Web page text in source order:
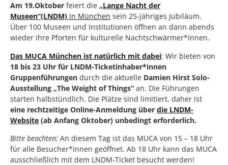
Am 19.Oktober feiert die „Lange Nacht der
Museen“(LNDM) in München sein 25-jähriges Jubiläum.
Über 100 Museen und Institutionen öffnen an dann abends
wieder ihre Pforten für kulturelle Nachtschwärmer*innen.
Das MUCA München ist natürlich mit dabei: Wir bieten von
18 bis 23 Uhr für LNDM-Ticketinhaber*innen
Gruppenführungen durch die aktuelle Damien Hirst Solo-
Ausstellung „The Weight of Things“ an. Die Führungen
starten halbstündlich. Die Plätze sind limitiert, daher ist
eine rechtzeitige Online-Anmeldung über die LNDM-
Website (ab Anfang Oktober) unbedingt erforderlich.
Bitte beachten: An diesem Tag ist das MUCA von 15 – 18 Uhr
für alle Besucher*innen geöffnet. Ab 18 Uhr kann das MUCA
ausschließlich mit dem LNDM-Ticket besucht werden!